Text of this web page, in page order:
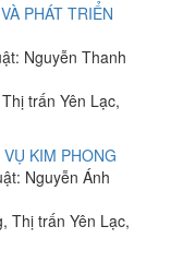
PHÁT TRIỂN
Nguyễn Thanh
trấn Yên Lạc,
KIM PHONG
Nguyễn Ánh
Thị trấn Yên Lạc,